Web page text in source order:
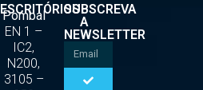
ESCRITÓRIOS
Pombal
EN 1 –
IC2,
N200,
3105 –
SUBSCREVA
A
NEWSLETTER